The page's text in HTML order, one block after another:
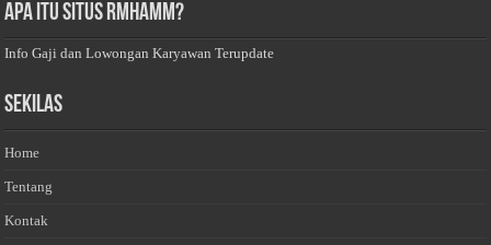
Apa Itu Situs Rmhamm?
Info Gaji dan Lowongan Karyawan Terupdate
Sekilas
Home
Tentang
Kontak